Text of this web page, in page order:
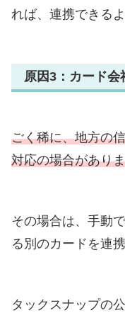
れば、連携できる
原因3：カード
ごく稀に、地方の
対応の場合があり
その場合は、手動
る別のカードを連
タックスナップの